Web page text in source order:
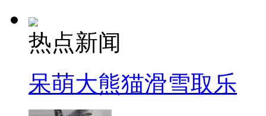
热点新闻
呆萌大熊猫滑雪取乐